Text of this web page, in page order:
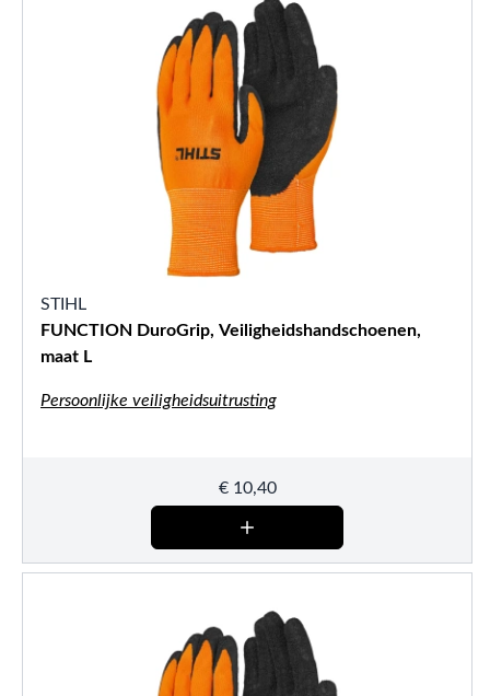
STIHL
FUNCTION DuroGrip, Veiligheidshandschoenen,
maat L
Persoonlijke veiligheidsuitrusting
€10,40